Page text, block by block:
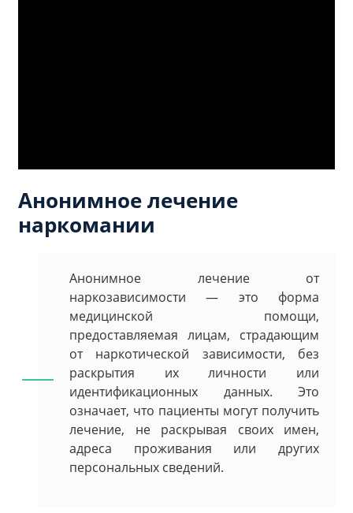
Анонимное лечение
наркомании
Анонимное лечение от
наркозависимости — это форма
медицинской помощи,
предоставляемая лицам, страдающим
от наркотической зависимости, без
раскрытия их личности или
идентификационных данных. Это
означает, что пациенты могут получить
лечение, не раскрывая своих имен,
адреса проживания или других
персональных сведений.